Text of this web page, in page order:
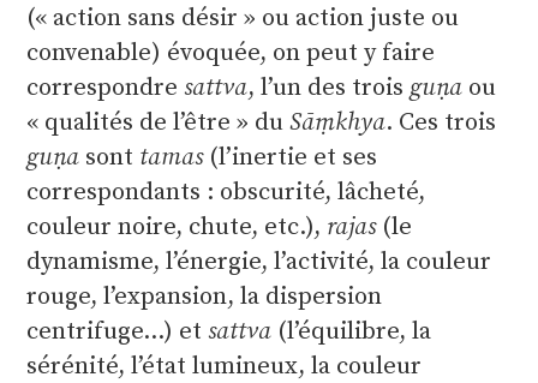
(« action sans désir » ou action juste ou
convenable) évoquée, on peut y faire
correspondre sattva, l’un des trois guṇa ou
« qualités de l’être » duSāṃkhya. Ces trois
guṇasont tamas(l’inertie et ses
correspondants : obscurité, lâcheté,
couleur noire, chute, etc.), rajas(le
dynamisme, l’énergie, l’activité, la couleur
rouge, l’expansion, la dispersion
centrifuge…) et sattva(l’équilibre, la
sérénité, l’état lumineux, la couleur